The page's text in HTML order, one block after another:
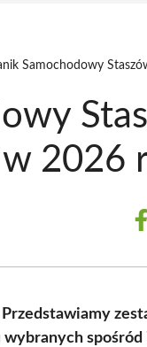
Samochodowy
2026
spośród